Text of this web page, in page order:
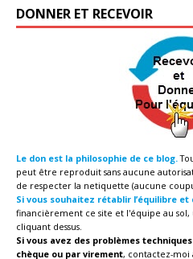
DONNER ET RECEVOIR
Le don est la philosophie de ce blog.
peut être reproduit sans aucune
de respecter la netiquette (aucune
Si vous souhaitez rétablir l’équilibre
financièrement ce site et l'équipe au sol,
cliquant dessus.
Si vous avez des problèmes
chèque ou par virement, contactez-moi